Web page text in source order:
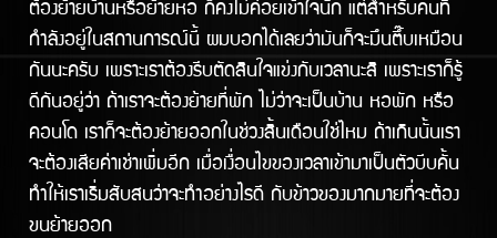
ต้องย้ายบ้านหรือย้ายหอ ก็คงไม่ค่อยเข้้าใจนัก แต่สำหรับคนที่
กำลังอยู่ในสถานการณ์นี้ ผมบอกได้เลยว่ามันก็จะมึนตึ๊บเหมือน
กันนะครับ เพราะเราต้องรีบตัดสินใจแข่งกับเวลานะสิ เพราะเราก็รู้
ดีกันอยู่ว่า ถ้าเราจะต้องย้ายที่พัก ไม่ว่าจะเป็นบ้าน หอพัก หรือ
คอนโด เราก็จะต้องย้ายออกในช่่วงสิ้นเดือนใช่ไหม ถ้าเกินนั้นเรา
จะต้องเสียค่าเช่าเพิ่มอีก เมื่อเงื่อนไขของเวลาเข้ามาเป็นตัวบีบคั้น
ทำให้เราเริ่มสับสนว่าจะทำอย่างไรดี กับข้าวของมากมายที่จะต้อง
ขนย้ายออก